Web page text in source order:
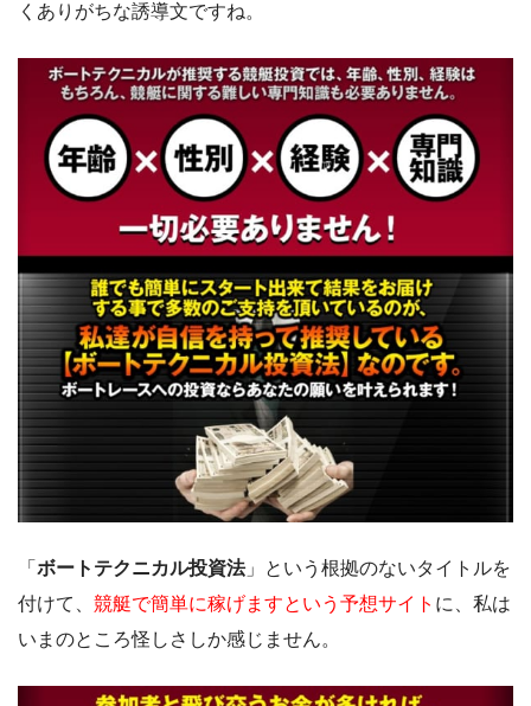
くありがちな誘導文ですね。
「 ボートテクニカル投資法」という根拠のないタイトルを
付けて、 競艇で簡単に稼げますという予想サイト に、私は
いまのところ怪しさしか感じません。